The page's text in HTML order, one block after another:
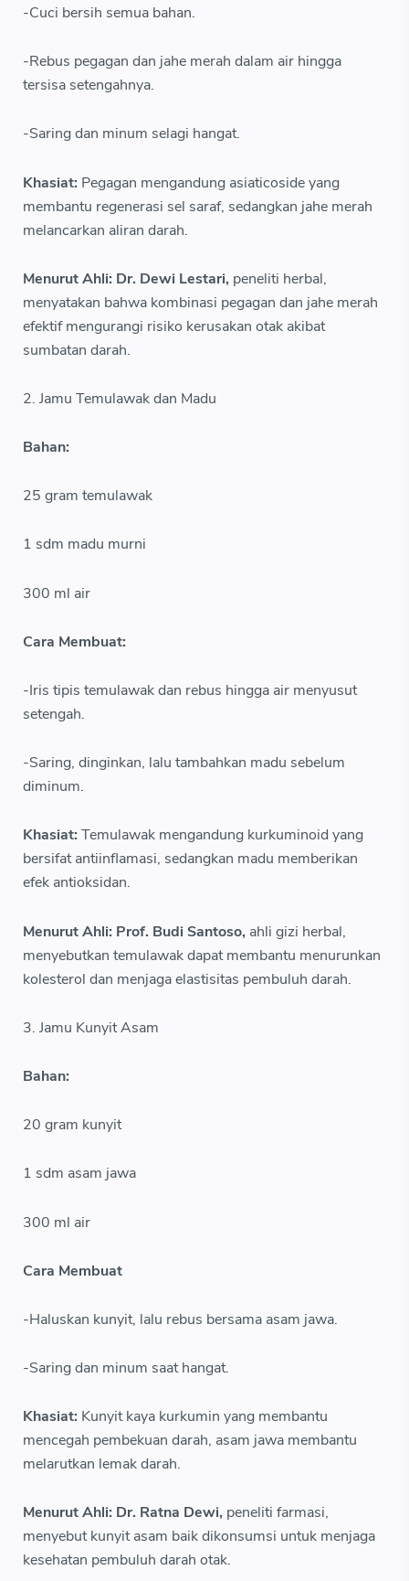
-Cuci bersih semua bahan.
-Rebus pegagan dan jahe merah dalam air hingga
tersisa setengahnya.
-Saring dan minum selagi hangat.
Khasiat: Pegagan mengandung asiaticoside yang
membantu regenerasi sel saraf, sedangkan jahe merah
melancarkan aliran darah.
Menurut Ahli: Dr. Dewi Lestari, peneliti herbal,
menyatakan bahwa kombinasi pegagan dan jahe merah
efektif mengurangi risiko kerusakan otak akibat
sumbatan darah.
2. Jamu Temulawak dan Madu
Bahan:
25 gram temulawak
1 sdm madu murni
300 ml air
Cara Membuat:
-Iris tipis temulawak dan rebus hingga air menyusut
setengah.
-Saring, dinginkan, lalu tambahkan madu sebelum
diminum.
Khasiat: Temulawak mengandung kurkuminoid yang
bersifat antiinflamasi, sedangkan madu memberikan
efek antioksidan.
Menurut Ahli: Prof. Budi Santoso, ahli gizi herbal,
menyebutkan temulawak dapat membantu menurunkan
kolesterol dan menjaga elastisitas pembuluh darah.
3. Jamu Kunyit Asam
Bahan:
20 gram kunyit
1 sdm asam jawa
300 ml air
Cara Membuat
-Haluskan kunyit, lalu rebus bersama asam jawa.
-Saring dan minum saat hangat.
Khasiat: Kunyit kaya kurkumin yang membantu
mencegah pembekuan darah, asam jawa membantu
melarutkan lemak darah.
Menurut Ahli: Dr. Ratna Dewi, peneliti farmasi,
menyebut kunyit asam baik dikonsumsi untuk menjaga
kesehatan pembuluh darah otak.